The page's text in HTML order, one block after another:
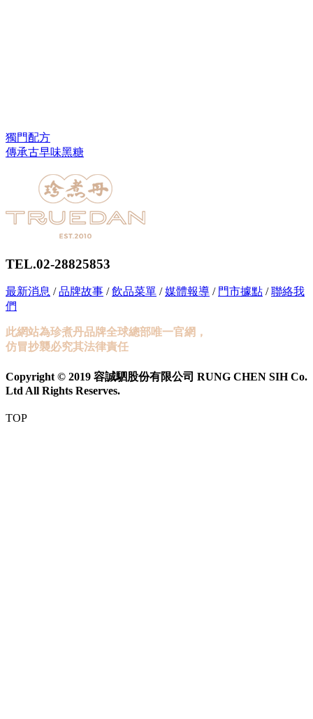
獨門配方
傳承古早味黑糖
TEL.02-28825853
最新消息 /品牌故事 / 飲品菜單 / 媒體報導 / 門市據點 / 聯絡我
們
此網站為珍煮丹品牌全球總部唯一官網，
仿冒抄襲必究其法律責任
Copyright © 2019 容誠駟股份有限公司 RUNG CHEN SIH Co.
Ltd All Rights Reserves.
TOP